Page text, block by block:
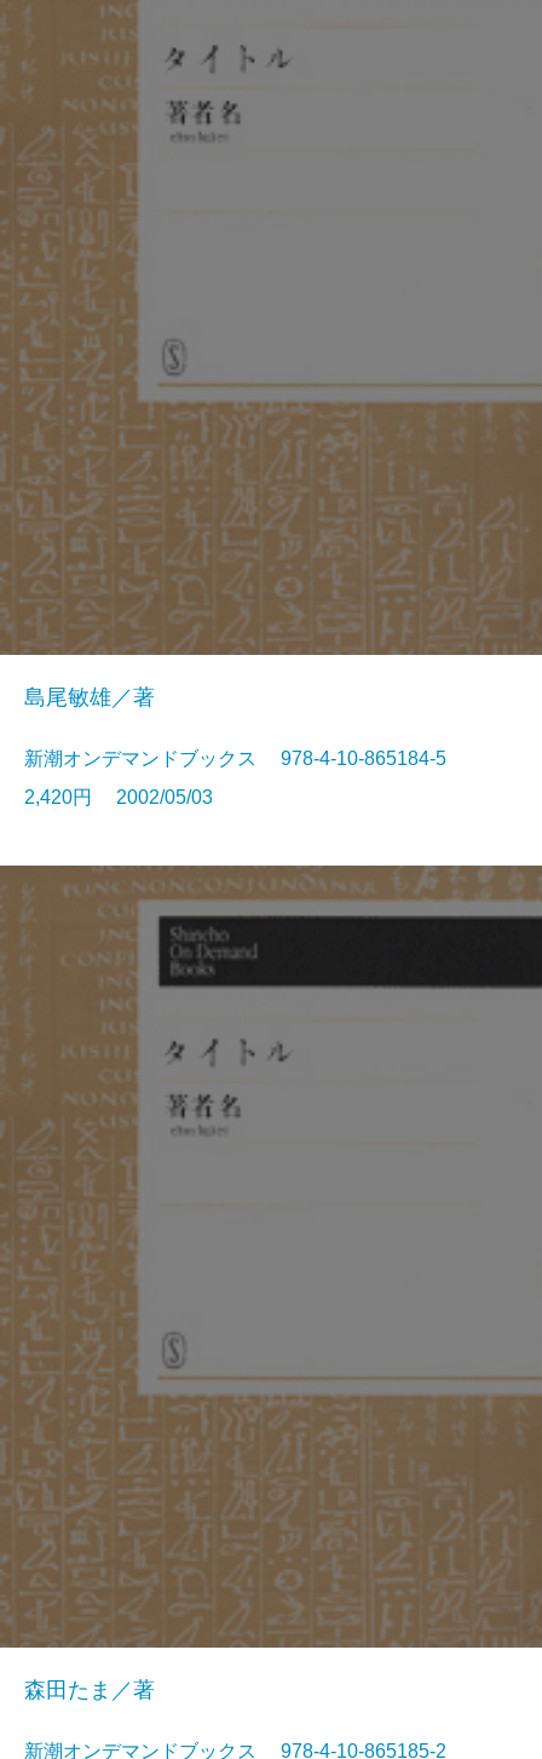
島尾敏雄／著
新潮オンデマンドブックス 978-4-10-865184-5
2,420円 2002/05/03
森田たま／著
新潮オンデマンドブックス 978-4-10-865185-2